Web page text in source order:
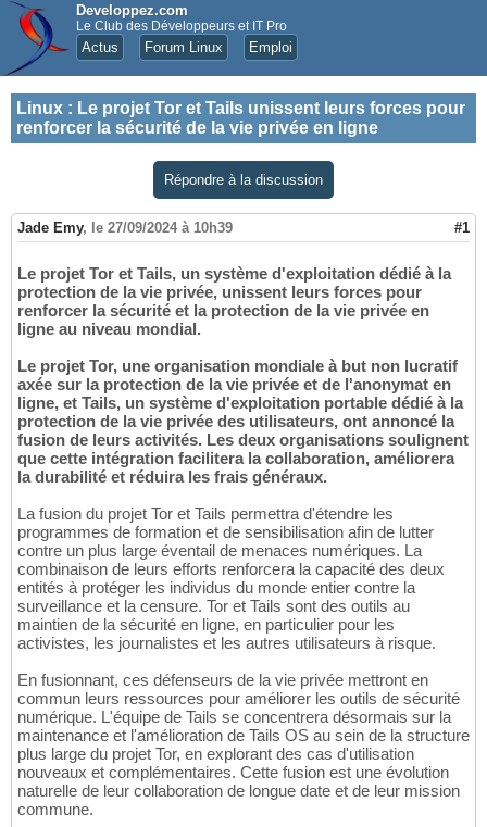
Developpez.com
Le Club des Développeurs et IT Pro
Actus Forum Linux Emploi
Linux : Le projet Tor et Tails unissent leurs forces pour
renforcer la sécurité de la vie privée en ligne
Répondre à la discussion
Jade Emy, le 27/09/2024 à 10h39 #1
Le projet Tor et Tails, un système d'exploitation dédié à la
protection de la vie privée, unissent leurs forces pour
renforcer la sécurité et la protection de la vie privée en
ligne au niveau mondial.
Le projet Tor, une organisation mondiale à but non lucratif
axée sur la protection de la vie privée et de l'anonymat en
ligne, et Tails, un système d'exploitation portable dédié à la
protection de la vie privée des utilisateurs, ont annoncé la
fusion de leurs activités. Les deux organisations soulignent
que cette intégration facilitera la collaboration, améliorera
la durabilité et réduira les frais généraux.
La fusion du projet Tor et Tails permettra d'étendre les
programmes de formation et de sensibilisation afin de lutter
contre un plus large éventail de menaces numériques. La
combinaison de leurs efforts renforcera la capacité des deux
entités à protéger les individus du monde entier contre la
surveillance et la censure. Tor et Tails sont des outils au
maintien de la sécurité en ligne, en particulier pour les
activistes, les journalistes et les autres utilisateurs à risque.
En fusionnant, ces défenseurs de la vie privée mettront en
commun leurs ressources pour améliorer les outils de sécurité
numérique. L'équipe de Tails se concentrera désormais sur la
maintenance et l'amélioration de Tails OS au sein de la structure
plus large du projet Tor, en explorant des cas d'utilisation
nouveaux et complémentaires. Cette fusion est une évolution
naturelle de leur collaboration de longue date et de leur mission
commune.